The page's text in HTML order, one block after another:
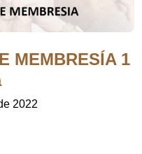
MEMBRESÍA 1
2022